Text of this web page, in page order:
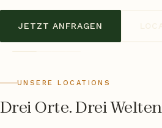
JETZT ANFRAGEN
UNSERE LOCATIONS
Drei Orte. Drei